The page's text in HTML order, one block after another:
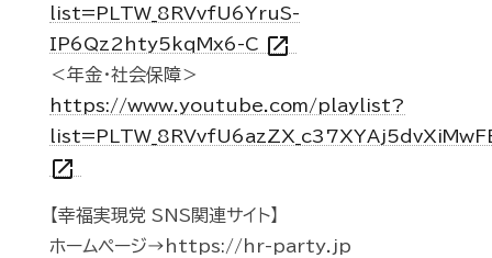
list=PLTW_8RVvfU6YruS-
IP6Qz2hty5kqMx6-C open_in_new
＜年金・社会保障＞
https://www.youtube.com/playlist?
open_in_new
【幸福実現党 SNS関連サイト】
ホームページ→https://hr-party.jp